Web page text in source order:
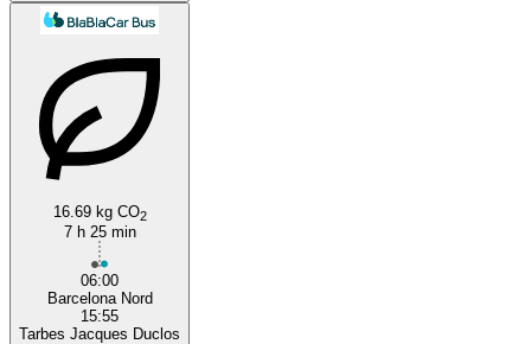
16.69 kg CO2
7 h 25 min
06:00
Barcelona Nord
15:55
Tarbes Jacques Duclos